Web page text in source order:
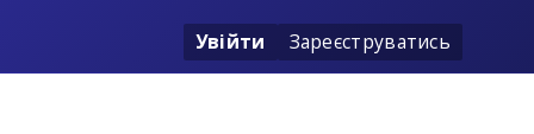
Увійти Зареєструватись